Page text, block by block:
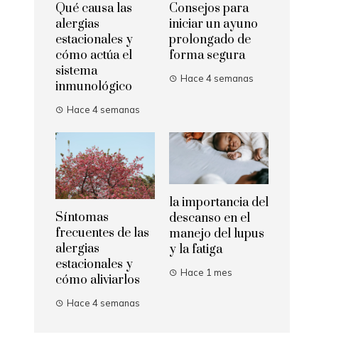
Qué causa las
alergias
estacionales y
cómo actúa el
sistema
inmunológico
Hace 4 semanas
Consejos para
iniciar un ayuno
prolongado de
forma segura
Hace 4 semanas
Síntomas
frecuentes de las
alergias
estacionales y
cómo aliviarlos
Hace 4 semanas
la importancia del
descanso en el
manejo del lupus
y la fatiga
Hace 1 mes